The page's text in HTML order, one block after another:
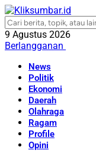
9 Agustus 2026
Berlangganan
News
Politik
Ekonomi
Daerah
Olahraga
Ragam
Profile
Opini